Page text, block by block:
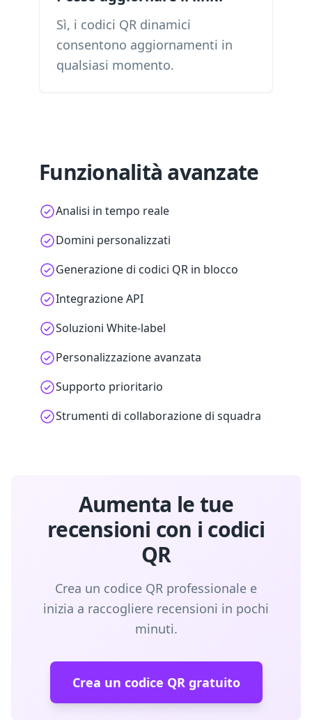
Sì, i codici QR dinamici
consentono aggiornamenti in
qualsiasi momento.
Funzionalità avanzate
Analisi in tempo reale
Domini personalizzati
Generazione di codici QR in blocco
Integrazione API
Soluzioni White-label
Personalizzazione avanzata
Supporto prioritario
Strumenti di collaborazione di squadra
Aumenta le tue
recensioni con i codici
QR
Crea un codice QR professionale e
inizia a raccogliere recensioni in pochi
minuti.
Crea un codice QR gratuito